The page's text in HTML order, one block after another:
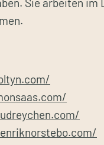
Sie arbeiten im